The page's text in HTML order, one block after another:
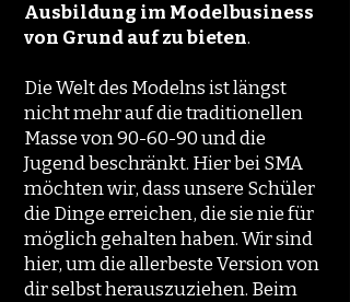
Ausbildung im Modelbusiness
von Grund auf zu bieten.
Die Welt des Modelns ist längst
nicht mehr auf die traditionellen
Masse von 90-60-90 und die
Jugend beschränkt. Hier bei SMA
möchten wir, dass unsere Schüler
die Dinge erreichen, die sie nie für
möglich gehalten haben. Wir sind
hier, um die allerbeste Version von
dir selbst herauszuziehen. Beim